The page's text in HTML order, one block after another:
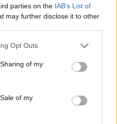
parties on the IAB’s List of
may further disclose it to other
Opt Outs
of my
of my